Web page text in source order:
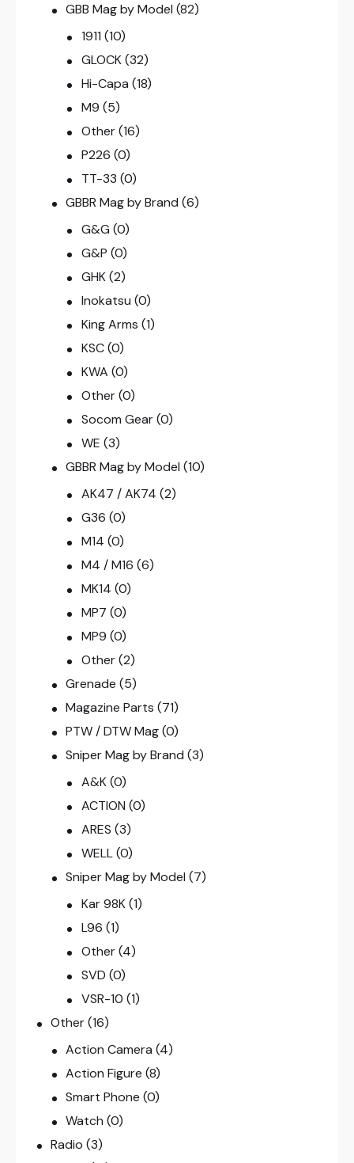
GBB Mag by Model (82)
1911 (10)
GLOCK (32)
Hi-Capa (18)
M9 (5)
Other (16)
P226 (0)
TT-33 (0)
GBBR Mag by Brand (6)
G&G (0)
G&P (0)
GHK (2)
Inokatsu (0)
King Arms (1)
KSC (0)
KWA (0)
Other (0)
Socom Gear (0)
WE (3)
GBBR Mag by Model (10)
AK47 / AK74 (2)
G36 (0)
M14 (0)
M4 / M16 (6)
MK14 (0)
MP7 (0)
MP9 (0)
Other (2)
Grenade (5)
Magazine Parts (71)
PTW / DTW Mag (0)
Sniper Mag by Brand (3)
A&K (0)
ACTION (0)
ARES (3)
WELL (0)
Sniper Mag by Model (7)
Kar 98K (1)
L96 (1)
Other (4)
SVD (0)
VSR-10 (1)
Other(16)
Action Camera (4)
Action Figure (8)
Smart Phone (0)
Watch (0)
Radio (3)